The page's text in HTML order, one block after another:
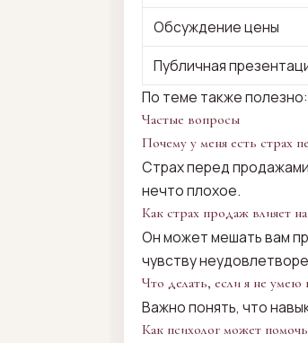
Обсуждение цены
Публичная
По теме также полезно:
Частые вопросы
Почему у меня есть страх
Страх перед
нечто плохое.
Как страх продаж влияет
Он может мешать вам
чувству
Что делать, если я не умею
Важно понять, что
Как психолог может